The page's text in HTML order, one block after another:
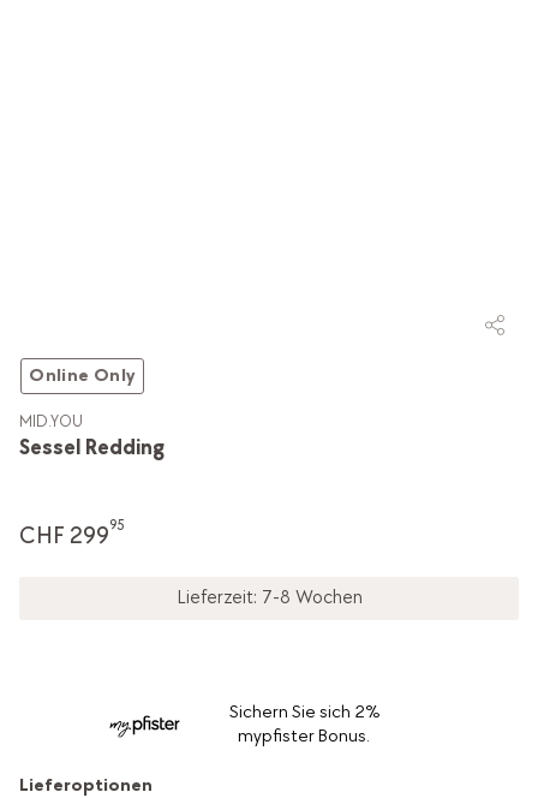
Online Only
Sessel Redding
MID.YOU
CHF 29995
Lieferzeit: 7-8 Wochen
Sichern Sie sich 2%
mypfister Bonus.
Lieferoptionen